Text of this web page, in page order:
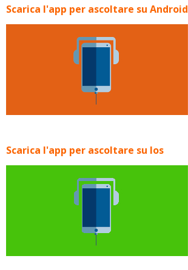
Scarica l'app per ascoltare su Android
Scarica l'app per ascoltare su Ios